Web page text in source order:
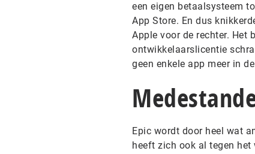
een eigen betaalsysteem
App Store. En dus
Apple voor de rechter. Het
ontwikkelaarslicentie
geen enkele app meer in
Epic wordt door heel wat
heeft zich ook al tegen het